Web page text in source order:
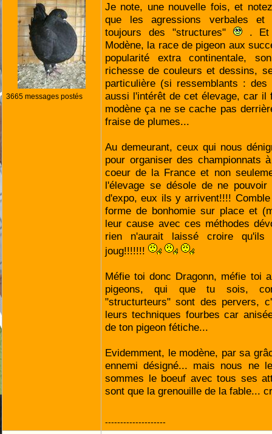
3665 messages postés
Je note, une nouvelle fois, et
que les agressions verbales et
toujours des "structures"
. Et
Modène, la race de pigeon aux
popularité extra continentale,
richesse de couleurs et dessins,
particulière (si ressemblants :
aussi l'intérêt de cet élevage, car il
modène ça ne se cache pas
fraise de plumes...
Au demeurant, ceux qui nous
pour organiser des championnats
coeur de la France et non
l'élevage se désole de ne pouvoir
d'expo, eux ils y arrivent!!!!
forme de bonhomie sur place et
leur cause avec ces méthodes
rien n'aurait laissé croire qu'ils
joug!!!!!!!
Méfie toi donc Dragonn, méfie toi
pigeons, qui que tu sois,
"structurteurs" sont des pervers,
leurs techniques fourbes car
de ton pigeon fétiche...
Evidemment, le modène, par sa
ennemi désigné... mais nous ne
sommes le boeuf avec tous ses
sont que la grenouille de la fable...
--------------------